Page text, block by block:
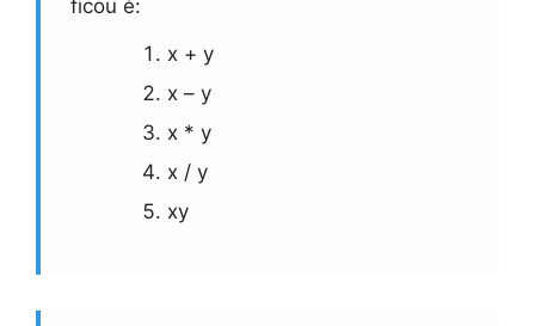
ficou é:
x + y
x – y
x * y
x / y
xy